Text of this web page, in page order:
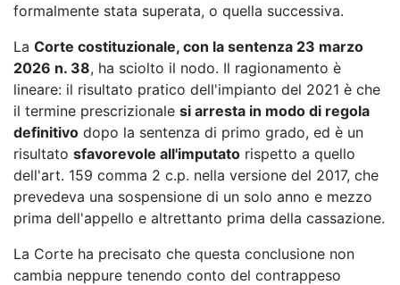
formalmente stata superata, o quella successiva.
La Corte costituzionale, con la sentenza 23 marzo
2026 n. 38, ha sciolto il nodo. Il ragionamento è
lineare: il risultato pratico dell'impianto del 2021 è che
il termine prescrizionale si arresta in modo di regola
definitivo dopo la sentenza di primo grado, ed è un
risultato sfavorevole all'imputato rispetto a quello
dell'art. 159 comma 2 c.p. nella versione del 2017, che
prevedeva una sospensione di un solo anno e mezzo
prima dell'appello e altrettanto prima della cassazione.
La Corte ha precisato che questa conclusione non
cambia neppure tenendo conto del contrappeso